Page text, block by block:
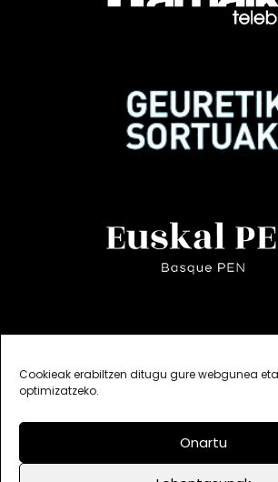
Cookieak erabiltzen ditugu gure webgunea
optimizatzeko.
Onartu